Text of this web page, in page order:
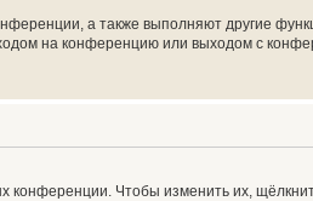
а также выполняют другие
на конференцию или выходом с
конференции. Чтобы изменить их,